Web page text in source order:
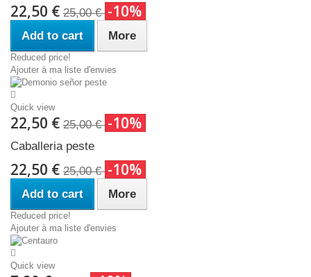
22,50 € 25,00 € -10%
Add to cart More
Reduced price!
Ajouter à ma liste d'envies
Quick view
22,50 € 25,00 € -10%
Caballeria peste
22,50 € 25,00 € -10%
Add to cart More
Reduced price!
Ajouter à ma liste d'envies
Quick view